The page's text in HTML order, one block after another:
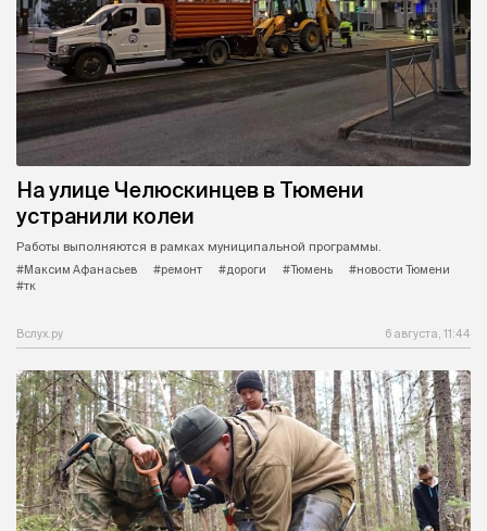
На улице Челюскинцев в Тюмени
устранили колеи
Работы выполняются в рамках муниципальной программы.
#Максим Афанасьев
#ремонт #дороги #Тюмень
#новости Тюмени
#тк
Вслух.ру 6 августа, 11:44